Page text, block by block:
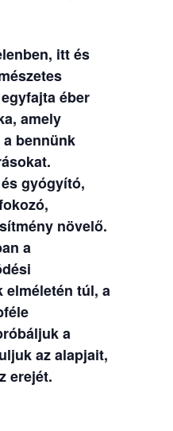
itt és
éber
amely
bennünk
gyógyító,
növelő.
a
elméletén túl, a
a
az alapjait,
erejét.